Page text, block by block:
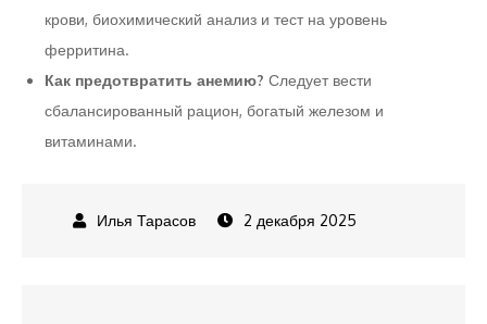
крови, биохимический анализ и тест на уровень
ферритина.
Как предотвратить анемию? Следует вести
сбалансированный рацион, богатый железом и
витаминами.
2 декабря 2025